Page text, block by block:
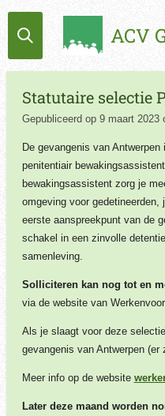
Ga
direct
de
hoofdinhoud
ACV
Statutaire selectie
Gepubliceerd op 9 maart 2023
De gevangenis van
penitentiair
bewakingsassistent zorg je
omgeving voor
eerste aanspreekpunt van de
schakel in een zinvolle
samenleving.
Solliciteren kan nog tot en
via de website van
Als je slaagt voor deze
gevangenis van Antwerpen (er
Meer info op de website
Later deze maand worden